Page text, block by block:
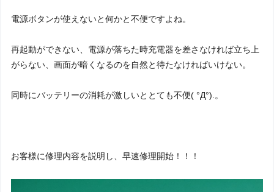
電源ボタンが使えないと何かと不便ですよね。
再起動ができない、電源が落ちた時充電器を差さなければ立ち上
がらない、画面が暗くなるのを自然と待たなければいけない。
同時にバッテリーの消耗が激しいととても不便( °Д°).。
お客様に修理内容を説明し、早速修理開始！！！